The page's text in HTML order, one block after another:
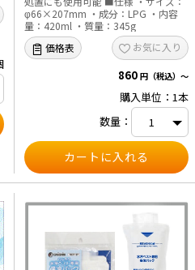
φ66×207mm ・成分：LPG ・内容
量：420ml ・質量：345g
価格表
お気に入り
860 円（税込）～
購入単位：1本
数量：